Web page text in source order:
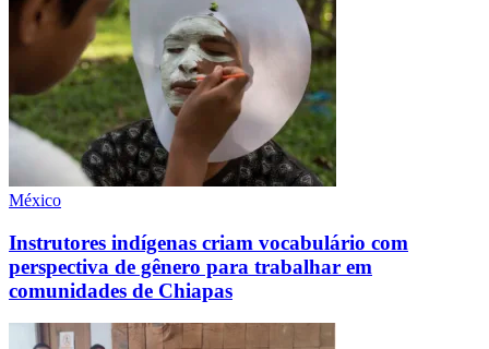
México
Instrutores indígenas criam vocabulário com
perspectiva de gênero para trabalhar em
comunidades de Chiapas